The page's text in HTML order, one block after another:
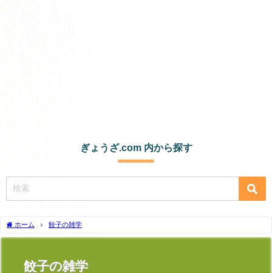
ぎょうざ.com 内から探す
ホーム 餃子の雑学
餃子の雑学